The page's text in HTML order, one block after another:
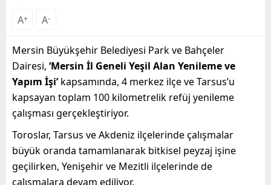
A+ A-
Mersin Büyükşehir Belediyesi Park ve Bahçeler
Dairesi, ‘Mersin İl Geneli Yeşil Alan Yenileme ve
Yapım İşi’kapsamında, 4 merkez ilçe ve Tarsus’u
kapsayan toplam 100 kilometrelik refüj yenileme
çalışması gerçekleştiriyor.
Toroslar, Tarsus ve Akdeniz ilçelerinde çalışmalar
büyük oranda tamamlanarak bitkisel peyzaj işine
geçilirken, Yenişehir ve Mezitli ilçelerinde de
çalışmalara devam ediliyor.